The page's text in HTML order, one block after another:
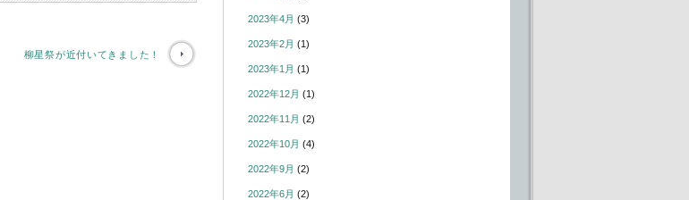
柳星祭が近付いてきました！
2023年4月 (3)
2023年2月 (1)
2023年1月 (1)
2022年12月 (1)
2022年11月 (2)
2022年10月 (4)
2022年9月 (2)
2022年6月 (2)